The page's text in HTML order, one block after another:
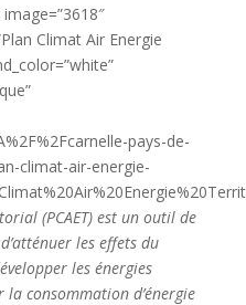
Climat Air Energie
pays-de-
climat-air-energie-
(PCAET) est un outil de
les effets du
les énergies
consommation d’énergie